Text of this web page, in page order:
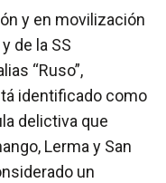
y en movilización
de la SS
“Ruso”,
identificado como
delictiva que
Lerma y San
un